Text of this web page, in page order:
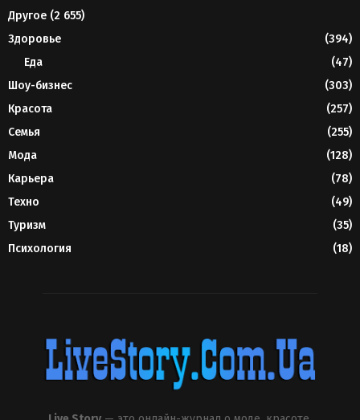
Другое (2 655)
Здоровье
(394)
Еда
(47)
Шоу-бизнес
(303)
Красота
(257)
Семья
(255)
Мода
(128)
Карьера
(78)
Техно
(49)
Туризм
(35)
Психология
(18)